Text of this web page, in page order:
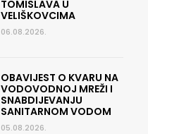
TOMISLAVA U
VELIŠKOVCIMA
06.08.2026.
OBAVIJEST O KVARU NA
VODOVODNOJ MREŽI I
SNABDIJEVANJU
SANITARNOM VODOM
05.08.2026.